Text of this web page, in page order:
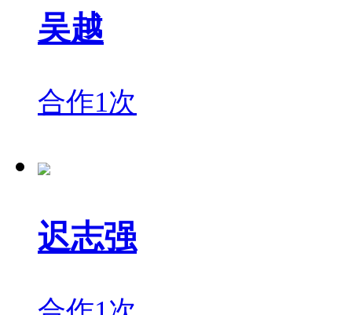
吴越
合作1次
迟志强